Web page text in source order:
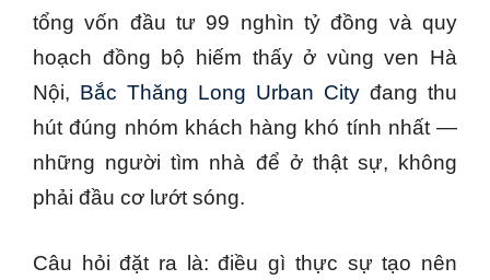
tổng vốn đầu tư 99 nghìn tỷ đồng và quy
hoạch đồng bộ hiếm thấy ở vùng ven Hà
Nội, Bắc Thăng Long Urban City đang thu
hút đúng nhóm khách hàng khó tính nhất —
những người tìm nhà để ở thật sự, không
phải đầu cơ lướt sóng.
Câu hỏi đặt ra là: điều gì thực sự tạo nên